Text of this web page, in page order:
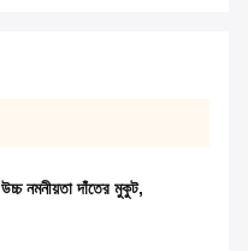
উচ্চ নমনীয়তা দাঁতের মুকুট,